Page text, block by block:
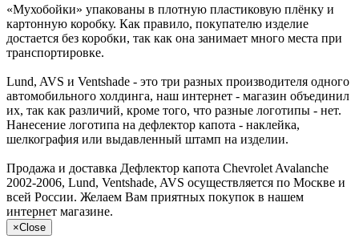
«Мухобойки» упакованы в плотную пластиковую плёнку и
картонную коробку. Как правило, покупателю изделие
достается без коробки, так как она занимает много места при
транспортировке.
Lund, AVS и Ventshade - это три разных производителя одного
автомобильного холдинга, наш интернет - магазин объединил
их, так как различий, кроме того, что разные логотипы - нет.
Нанесение логотипа на дефлектор капота - наклейка,
шелкография или выдавленный штамп на изделии.
Продажа и доставка Дефлектор капота Chevrolet Avalanche
2002-2006, Lund, Ventshade, AVS осуществляется по Москве и
всей России. Желаем Вам приятных покупок в нашем
интернет магазине.
×Close